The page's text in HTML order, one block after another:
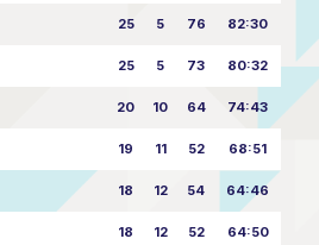
25 5 76 82:30
25 5 73 80:32
20 10 64 74:43
19 11 52 68:51
18 12 54 64:46
18 12 52 64:50